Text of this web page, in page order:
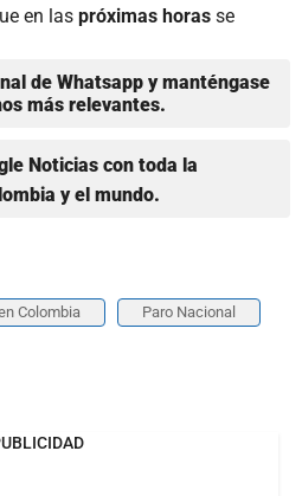
en las próximas horas se
de Whatsapp y manténgase
más relevantes.
Noticias con toda la
y el mundo.
Colombia Paro Nacional